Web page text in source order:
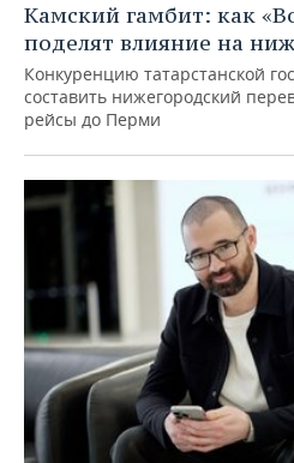
Камский гамбит: как
поделят влияние на
Конкуренцию татарстанской
составить нижегородский
рейсы до Перми